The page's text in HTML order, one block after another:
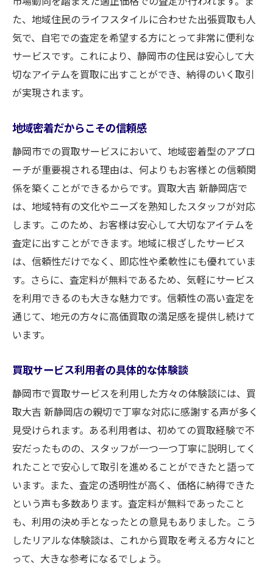
た、地域住民のライフスタイルに合わせた出張買取も人
気で、自宅での査定を希望する方にとって非常に便利な
サービスです。これにより、静岡市の住民は安心して大
切なアイテムを買取に出すことができ、納得のいく取引
が実現されます。
地域密着だからこその信頼感
静岡市での買取サービスにおいて、地域密着型のアプロ
ーチが重要視される理由は、何よりもお客様との信頼関
係を築くことができるからです。買取大吉 新静岡店で
は、地域特有の文化やニーズを熟知したスタッフが対応
します。このため、お客様は安心して大切なアイテムを
査定に出すことができます。地域に根ざしたサービス
は、信頼性だけでなく、即応性や柔軟性にも優れていま
す。さらに、査定料が無料であるため、気軽にサービス
を利用できるのも大きな魅力です。信頼性の高い査定を
通じて、地元の方々に高価買取の満足感を提供し続けて
います。
買取サービス利用者の具体的な体験談
静岡市で買取サービスを利用した方々の体験談には、買
取大吉 新静岡店の親切で丁寧な対応に感謝する声が多く
見受けられます。ある利用者は、初めての買取経験で不
安だったものの、スタッフが一つ一つ丁寧に説明してく
れたことで安心して取引を進めることができたと語って
います。また、査定の透明性が高く、価格に納得できた
という声も多数あります。査定料が無料であったこと
も、利用の決め手となったとの意見もありました。こう
したリアルな体験談は、これから買取を考える方々にと
って、大きな参考になるでしょう。